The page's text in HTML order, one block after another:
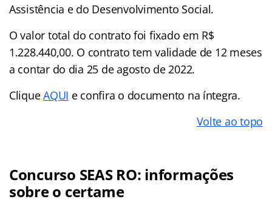
Assistência e do Desenvolvimento Social.
O valor total do contrato foi fixado em R$
1.228.440,00. O contrato tem validade de 12 meses
a contar do dia 25 de agosto de 2022.
CliqueAQUI e confira o documento na íntegra.
Volte ao topo
Concurso SEAS RO: informações
sobre o certame